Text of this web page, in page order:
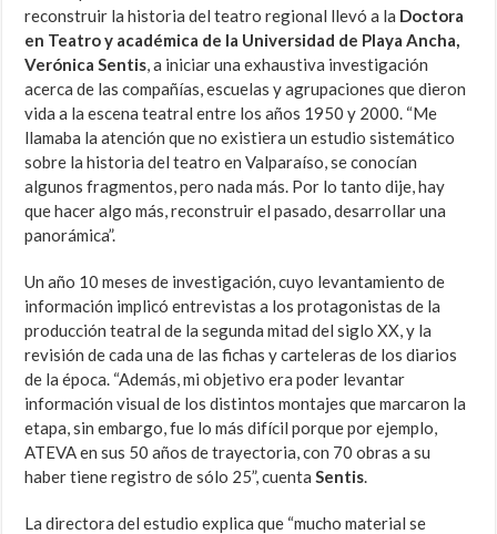
reconstruir la historia del teatro regional llevó a la Doctora
en Teatro y académica de la Universidad de Playa Ancha,
Verónica Sentis, a iniciar una exhaustiva investigación
acerca de las compañías, escuelas y agrupaciones que dieron
vida a la escena teatral entre los años 1950 y 2000. “Me
llamaba la atención que no existiera un estudio sistemático
sobre la historia del teatro en Valparaíso, se conocían
algunos fragmentos, pero nada más. Por lo tanto dije, hay
que hacer algo más, reconstruir el pasado, desarrollar una
panorámica”.
Un año 10 meses de investigación, cuyo levantamiento de
información implicó entrevistas a los protagonistas de la
producción teatral de la segunda mitad del siglo XX, y la
revisión de cada una de las fichas y carteleras de los diarios
de la época. “Además, mi objetivo era poder levantar
información visual de los distintos montajes que marcaron la
etapa, sin embargo, fue lo más difícil porque por ejemplo,
ATEVA en sus 50 años de trayectoria, con 70 obras a su
haber tiene registro de sólo 25”, cuentaSentis.
La directora del estudio explica que “mucho material se